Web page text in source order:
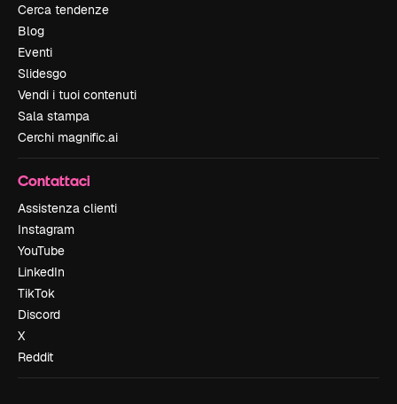
Cerca tendenze
Blog
Eventi
Slidesgo
Vendi i tuoi contenuti
Sala stampa
Cerchi magnific.ai
Contattaci
Assistenza clienti
Instagram
YouTube
LinkedIn
TikTok
Discord
X
Reddit